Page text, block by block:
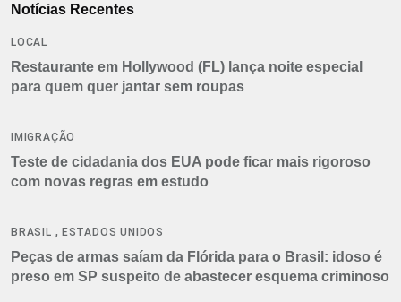
Notícias Recentes
LOCAL
Restaurante em Hollywood (FL) lança noite especial
para quem quer jantar sem roupas
IMIGRAÇÃO
Teste de cidadania dos EUA pode ficar mais rigoroso
com novas regras em estudo
BRASIL , ESTADOS UNIDOS
Peças de armas saíam da Flórida para o Brasil: idoso é
preso em SP suspeito de abastecer esquema criminoso